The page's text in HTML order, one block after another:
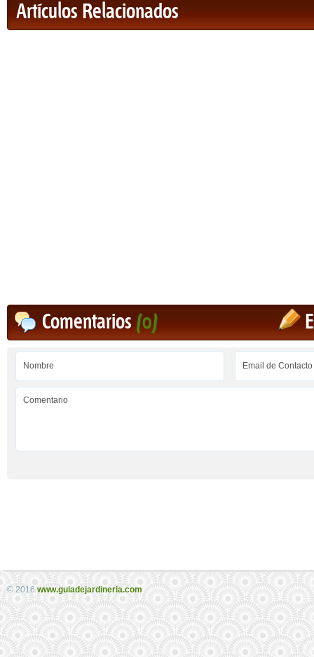
Artículos Relacionados
Comentarios(0)
© 2016 www.guiadejardineria.com